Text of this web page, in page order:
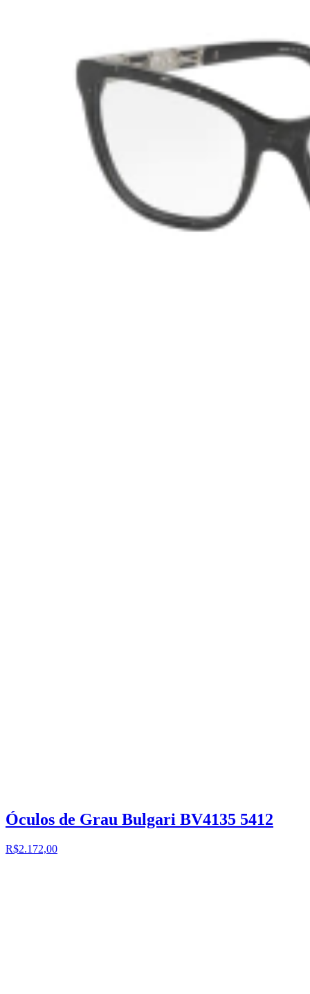
Óculos de Grau Bulgari BV4135 5412
R$2.172,00